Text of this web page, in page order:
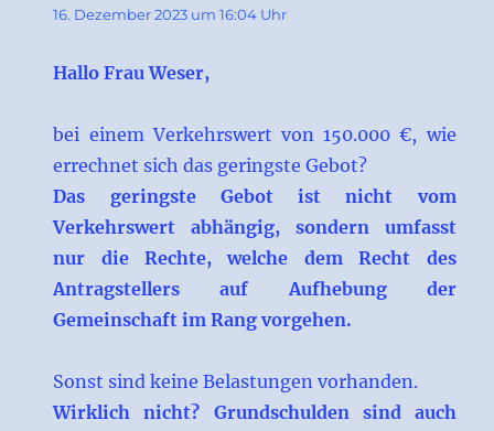
16. Dezember 2023 um 16:04 Uhr
Hallo Frau Weser,
bei einem Verkehrswert von 150.000 €, wie
errechnet sich das geringste Gebot?
Das geringste Gebot ist nicht vom
Verkehrswert abhängig, sondern umfasst
nur die Rechte, welche dem Recht des
Antragstellers auf Aufhebung der
Gemeinschaft im Rang vorgehen.
Sonst sind keine Belastungen vorhanden.
Wirklich nicht? Grundschulden sind auch